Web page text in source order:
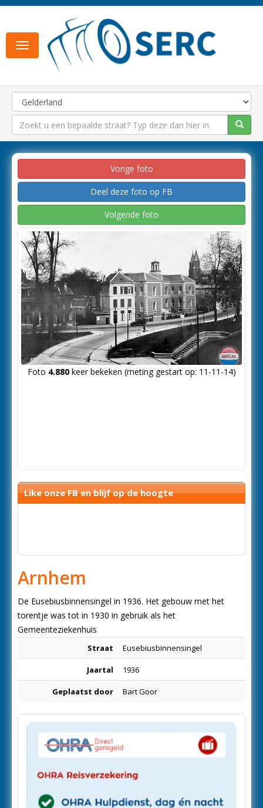
Toggle
navigation
Vorige foto
Deel deze foto op FB
Volgende foto
Foto 4.880keer bekeken (meting gestart op: 11-11-14)
Like onze FB en blijf op de hoogte
Arnhem
De Eusebiusbinnensingel in 1936. Het gebouw met het
torentje was tot in 1930 in gebruik als het
Gemeenteziekenhuis
Straat Eusebiusbinnensingel
Jaartal 1936
Geplaatst door Bart Goor